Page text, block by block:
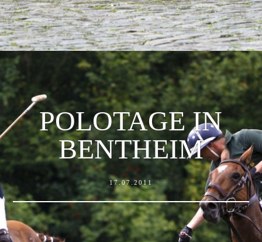
POLOTAGE IN
BENTHEIM
17.07.2011